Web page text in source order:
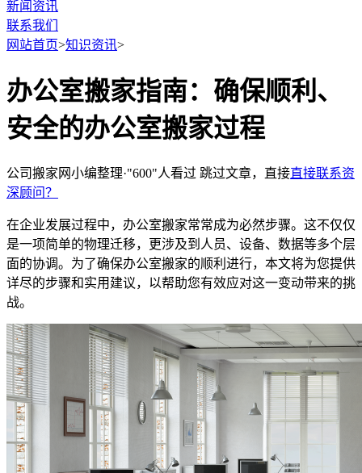
新闻资讯
联系我们
网站首页>知识资讯>
办公室搬家指南：确保顺利、
安全的办公室搬家过程
公司搬家网小编整理·"600"人看过 跳过文章，直接直接联系资
深顾问？
在企业发展过程中，办公室搬家常常成为必然步骤。这不仅仅
是一项简单的物理迁移，更涉及到人员、设备、数据等多个层
面的协调。为了确保办公室搬家的顺利进行，本文将为您提供
详尽的步骤和实用建议，以帮助您有效应对这一变动带来的挑
战。